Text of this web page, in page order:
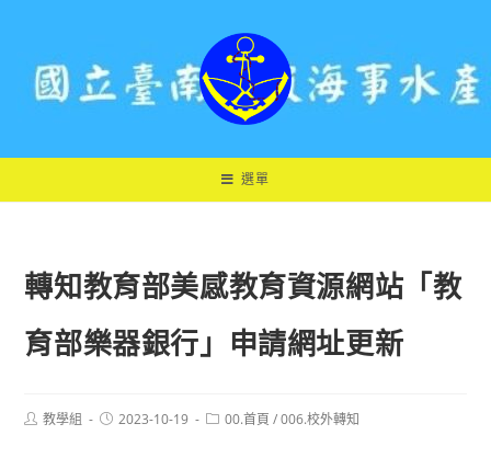
選單
轉知教育部美感教育資源網站「教
育部樂器銀行」申請網址更新
Post教學組
Post2023-10-19
Post00.首頁 / 006.校外轉知